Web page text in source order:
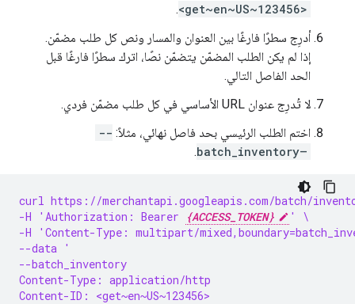
<get~en~US~123456>
.
أدرِج سطرًا فارغًا بين العنوان والمسار ونص كل طلب مضمّن.
إذا لم يكن الطلب المضمّن يتضمّن نصًا، اترك سطرًا فارغًا قبل
الحد الفاصل التالي.
لا تُدرِج عنوان URL الأساسي في كل طلب مضمّن فردي.
اختم الطلب الرئيسي بحد فاصل نهائي، مثلاً: --
batch_inventory–
.
curl https://merchantapi.googleapis.com/batch/
-H 'Authorization: Bearer
{ACCESS_TOKEN}
' \
-H 'Content-Type: multipart/
--data '
--batch_inventory
Content-Type: application/http
Content-ID: <get~en~US~123456>